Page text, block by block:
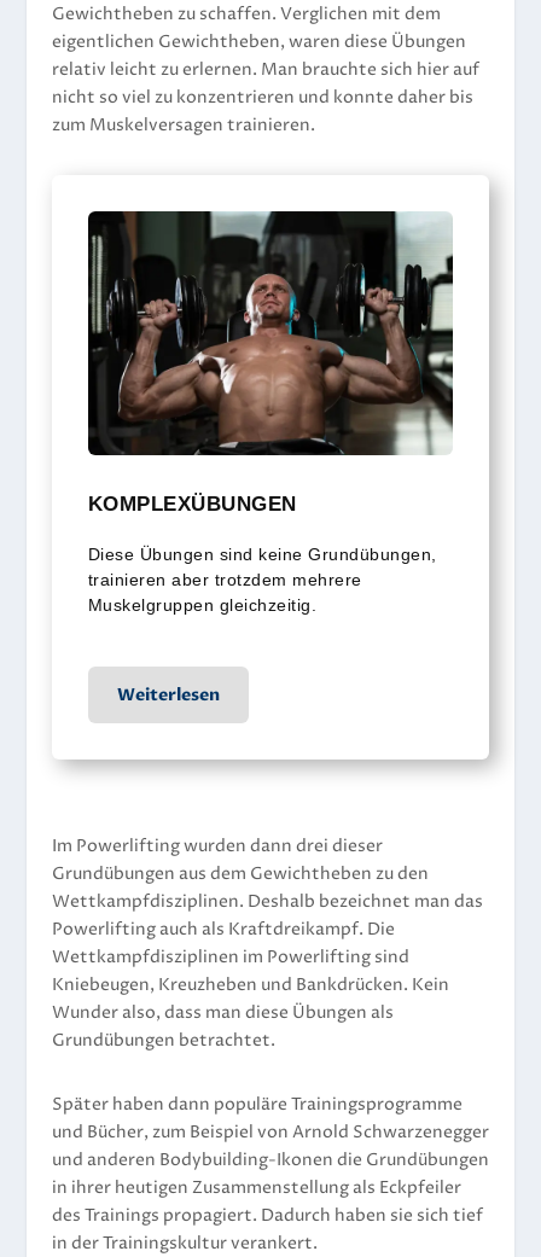
Gewichtheben zu schaffen. Verglichen mit dem
eigentlichen Gewichtheben, waren diese Übungen
relativ leicht zu erlernen. Man brauchte sich hier auf
nicht so viel zu konzentrieren und konnte daher bis
zum Muskelversagen trainieren.
KOMPLEXÜBUNGEN
Diese Übungen sind keine Grundübungen,
trainieren aber trotzdem mehrere
Muskelgruppen gleichzeitig.
Weiterlesen
Im Powerlifting wurden dann drei dieser
Grundübungen aus dem Gewichtheben zu den
Wettkampfdisziplinen. Deshalb bezeichnet man das
Powerlifting auch als Kraftdreikampf. Die
Wettkampfdisziplinen im Powerlifting sind
Kniebeugen, Kreuzheben und Bankdrücken. Kein
Wunder also, dass man diese Übungen als
Grundübungen betrachtet.
Später haben dann populäre Trainingsprogramme
und Bücher, zum Beispiel von Arnold Schwarzenegger
und anderen Bodybuilding-Ikonen die Grundübungen
in ihrer heutigen Zusammenstellung als Eckpfeiler
des Trainings propagiert. Dadurch haben sie sich tief
in der Trainingskultur verankert.